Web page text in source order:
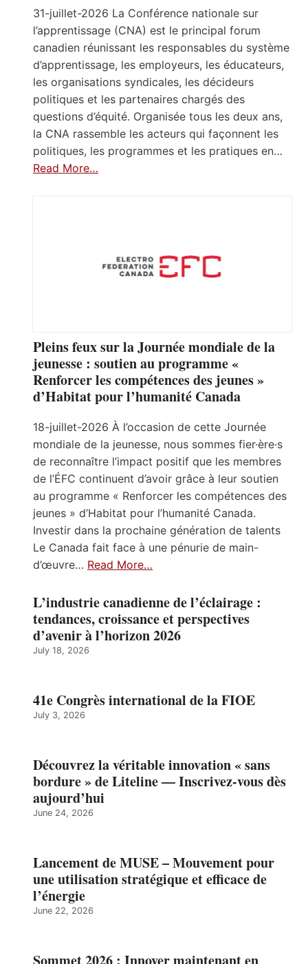
31-juillet-2026 La Conférence nationale sur
l’apprentissage (CNA) est le principal forum
canadien réunissant les responsables du système
d’apprentissage, les employeurs, les éducateurs,
les organisations syndicales, les décideurs
politiques et les partenaires chargés des
questions d’équité. Organisée tous les deux ans,
la CNA rassemble les acteurs qui façonnent les
politiques, les programmes et les pratiques en…
Read More…
Pleins feux sur la Journée mondiale de la
jeunesse : soutien au programme «
Renforcer les compétences des jeunes »
d’Habitat pour l’humanité Canada
18-juillet-2026 À l’occasion de cette Journée
mondiale de la jeunesse, nous sommes fier·ère·s
de reconnaître l’impact positif que les membres
de l’ÉFC continuent d’avoir grâce à leur soutien
au programme « Renforcer les compétences des
jeunes » d’Habitat pour l’humanité Canada.
Investir dans la prochaine génération de talents
Le Canada fait face à une pénurie de main-
d’œuvre… Read More…
L’industrie canadienne de l’éclairage :
tendances, croissance et perspectives
d’avenir à l’horizon 2026
July 18, 2026
41e Congrès international de la FIOE
July 3, 2026
Découvrez la véritable innovation « sans
bordure » de Liteline — Inscrivez-vous dès
aujourd’hui
June 24, 2026
Lancement de MUSE – Mouvement pour
une utilisation stratégique et efficace de
l’énergie
June 22, 2026